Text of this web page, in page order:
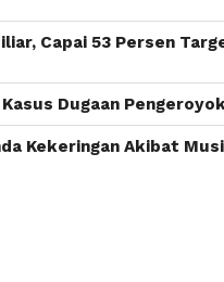
Capai 53 Persen
Dugaan
Kekeringan Akibat